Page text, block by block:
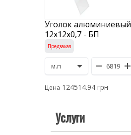
Уголок алюминиевый
12х12х0,7 - БП
Предзаказ
Цена 124514.94 грн
Услуги